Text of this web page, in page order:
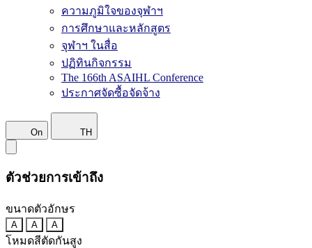
ความภูมิใจของจุฬาฯ
การศึกษาและหลักสูตร
จุฬาฯ ในสื่อ
ปฏิทินกิจกรรม
The 166th ASAIHL Conference
ประกาศจัดซื้อจัดจ้าง
On TH
ตัวช่วยการเข้าถึง
ขนาดตัวอักษร
A A A
โหมดสีตัดกันสูง